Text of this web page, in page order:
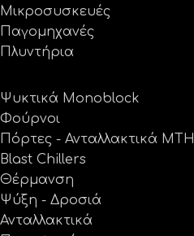
Μικροσυσκευές
Παγομηχανές
Πλυντήρια
Ψυκτικά Monoblock
Φούρνοι
Πόρτες - Ανταλλακτικά MTH
Blast Chillers
Θέρμανση
Ψύξη - Δροσιά
Ανταλλακτικά